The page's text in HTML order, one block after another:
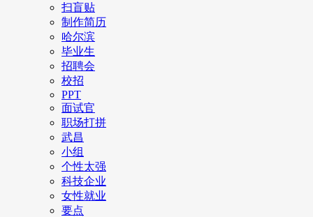
扫盲贴
制作简历
哈尔滨
毕业生
招聘会
校招
PPT
面试官
职场打拼
武昌
小组
个性太强
科技企业
女性就业
要点